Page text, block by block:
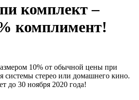
комплект –
комплимент!
10% от обычной цены при
системы стерео или домашнего кино.
до 30 ноября 2020 года!